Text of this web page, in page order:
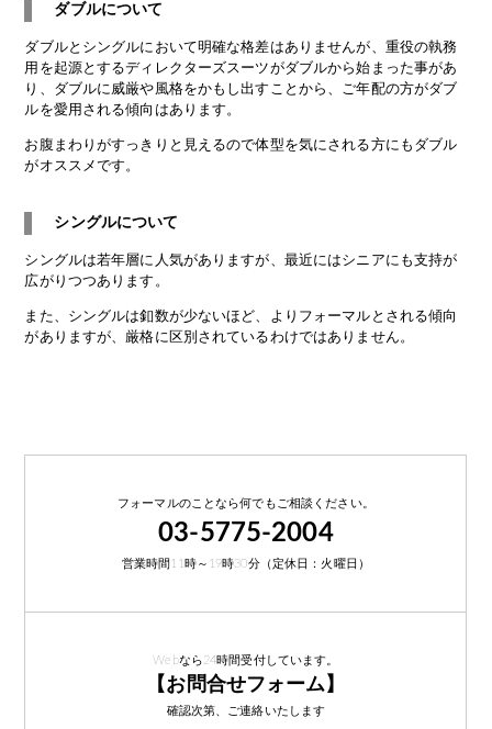
ダブルについて
ダブルとシングルにおいて明確な格差はありませんが、重役の執務
用を起源とするディレクターズスーツがダブルから始まった事があ
り、ダブルに威厳や風格をかもし出すことから、ご年配の方がダブ
ルを愛用される傾向はあります。
お腹まわりがすっきりと見えるので体型を気にされる方にもダブル
がオススメです。
シングルについて
シングルは若年層に人気がありますが、最近にはシニアにも支持が
広がりつつあります。
また、 シングルは釦数が少ないほど、よりフォーマルとされる傾向
がありますが、厳格に区別されているわけではありません。
フォーマルのことなら何でもご相談ください。
03-5775-2004
営業時間11時～19時30分（定休日：火曜日）
Webなら24時間受付しています。
【お問合せフォーム】
確認次第、ご連絡いたします